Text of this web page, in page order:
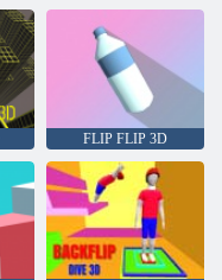
FLIP FLIP 3D